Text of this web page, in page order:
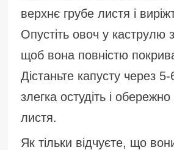
верхнє грубе листя і
Опустіть овоч у каструлю
щоб вона повністю
Дістаньте капусту через
злегка остудіть і обережно
листя.
Як тільки відчуєте, що